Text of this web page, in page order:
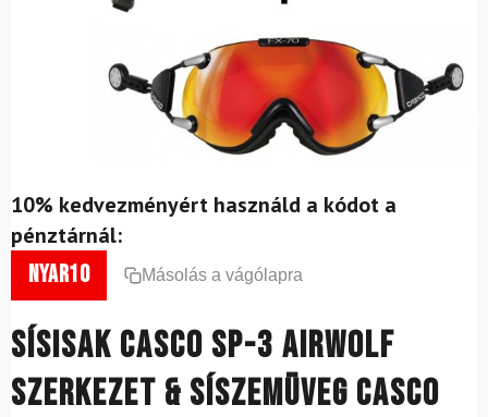
10% kedvezményért használd a kódot a
pénztárnál:
nyar10 Másolás a vágólapra
Sísisak CASCO SP-3 Airwolf
Szerkezet & síszemüveg CASCO